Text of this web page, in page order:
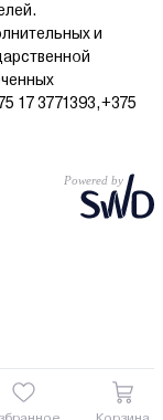
и
17 3771393,+375